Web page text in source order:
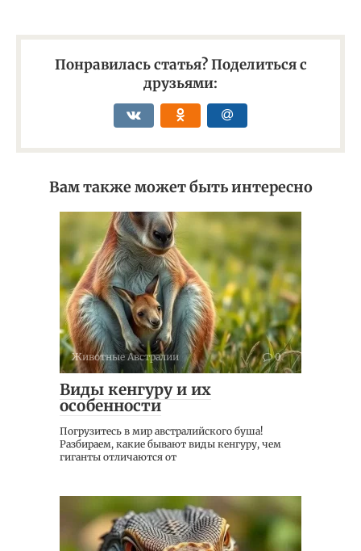
Понравилась статья? Поделиться с
друзьями:
Вам также может быть интересно
Животные Австралии 0
Виды кенгуру и их
особенности
Погрузитесь в мир австралийского буша!
Разбираем, какие бывают виды кенгуру, чем
гиганты отличаются от